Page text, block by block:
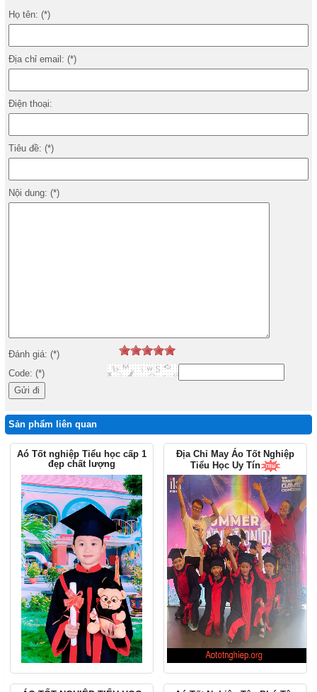
Họ tên: (*)
Địa chỉ email: (*)
Điện thoại:
Tiêu đề: (*)
Nội dung: (*)
Đánh giá: (*)
Code: (*)
Sản phẩm liên quan
Aó Tốt nghiệp Tiểu học cấp 1
đẹp chất lượng
Địa Chỉ May Áo Tốt Nghiệp
Tiểu Học Uy Tín